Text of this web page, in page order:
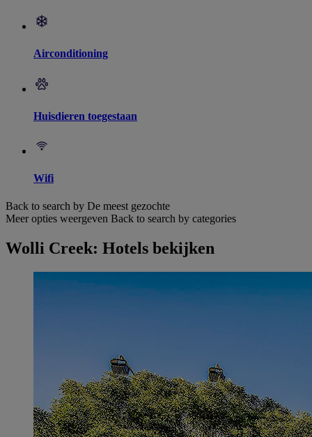
Airconditioning
Huisdieren toegestaan
Wifi
Back to search by De meest gezochte
Meer opties weergeven Back to search by categories
Wolli Creek: Hotels bekijken